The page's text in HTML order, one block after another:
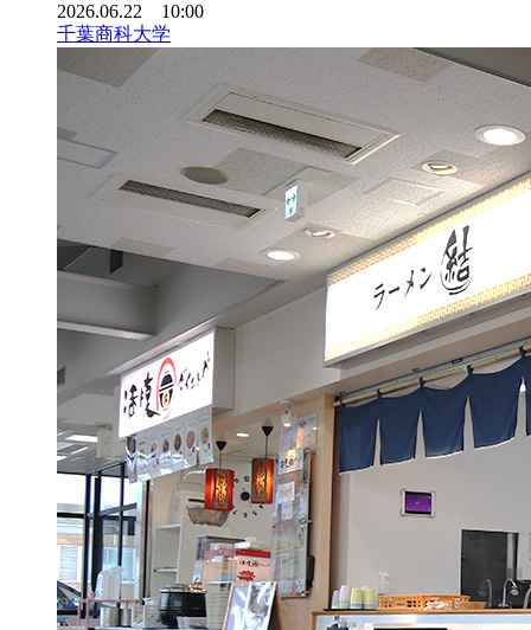
2026.06.22 10:00
千葉商科大学